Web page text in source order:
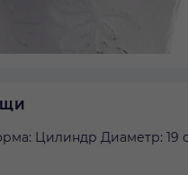
Цилиндр Диаметр: 19